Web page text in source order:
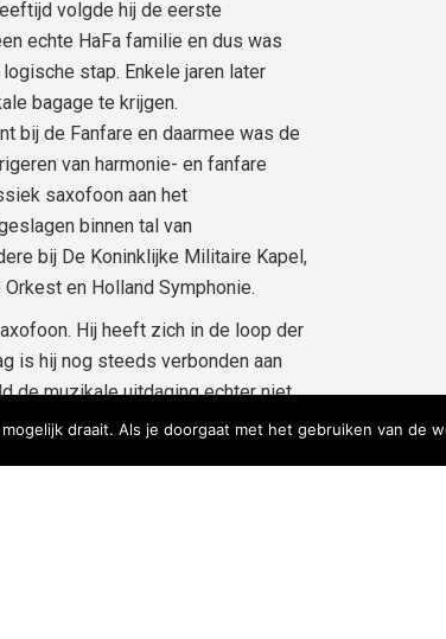
volgde hij de eerste
echte HaFa familie en dus was
stap. Enkele jaren later
bagage te krijgen.
bij de Fanfare en daarmee was de
van harmonie- en fanfare
saxofoon aan het
binnen tal van
bij De Koninklijke Militaire Kapel,
en Holland Symphonie.
Hij heeft zich in de loop der
is hij nog steeds verbonden aan
de muzikale uitdaging echter niet
binnen de amateursector.
draait. Als je doorgaat met het gebruiken van de